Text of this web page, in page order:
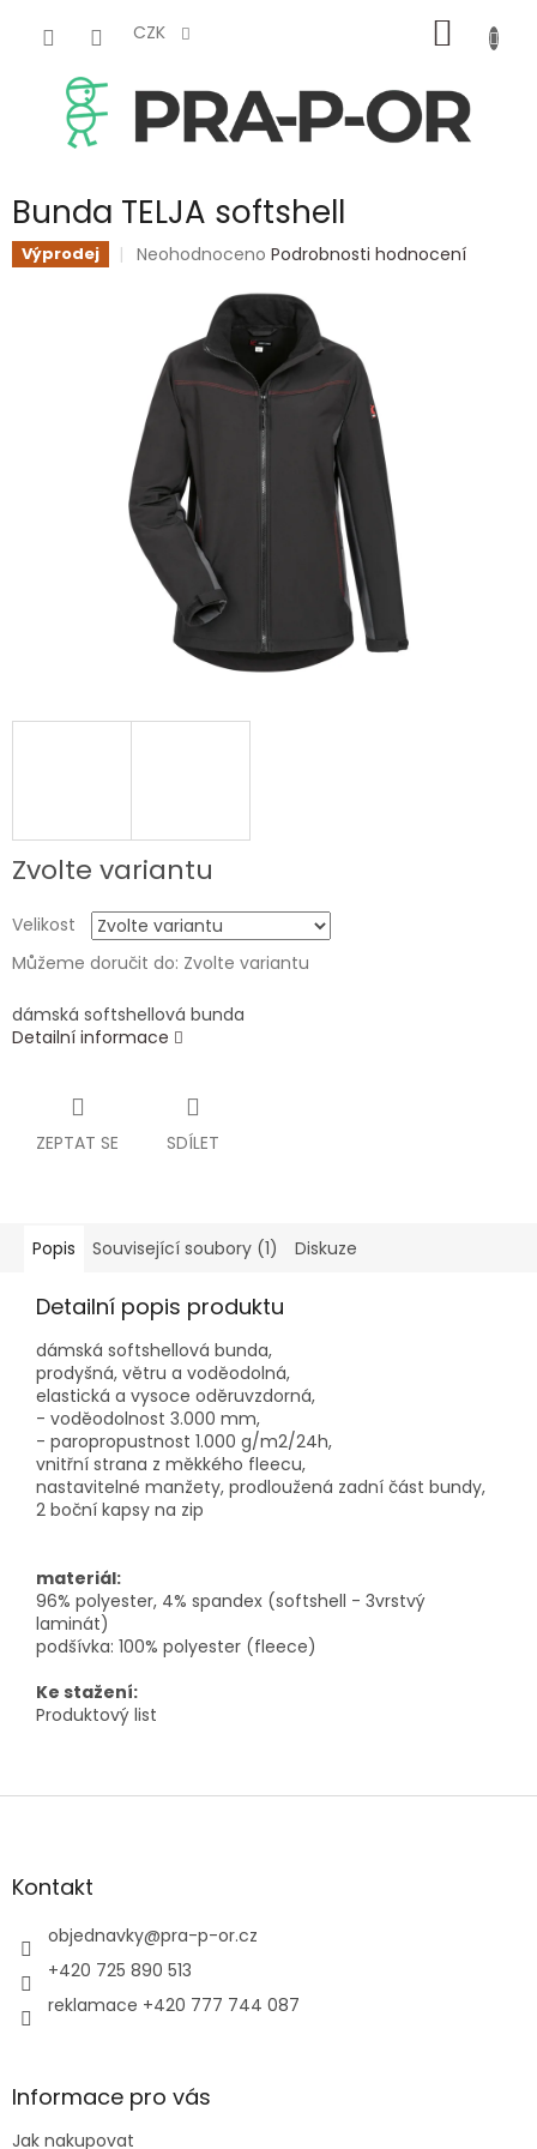
CZK
KOŠÍK
Bunda TELJA softshell
Výprodej
Průměrné
hvězdiček.
Neohodnoceno Podrobnosti hodnocení
Zvolte variantu
Velikost
Můžeme doručit do: Zvolte variantu
dámská softshellová bunda
Detailní informace
ZEPTAT SE SDÍLET
Popis Související soubory (1) Diskuze
Detailní popis produktu
dámská softshellová bunda,
prodyšná, větru a voděodolná,
elastická a vysoce oděruvzdorná,
- voděodolnost 3.000 mm,
- paropropustnost 1.000 g/m2/24h,
vnitřní strana z měkkého fleecu,
nastavitelné manžety, prodloužená zadní část bundy,
2 boční kapsy na zip
materiál:
96% polyester, 4% spandex (softshell - 3vrstvý
laminát)
podšívka: 100% polyester (fleece)
Ke stažení:
Produktový list
Z
aKontakt
objednavky@pra-p-or.cz
+420 725 890 513
reklamace +420 777 744 087
Informace pro vás
Jak nakupovat